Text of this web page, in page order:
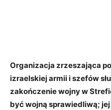
Organizacja zrzeszająca
izraelskiej armii i szefów
zakończenie wojny w
być wojną sprawiedliwą;